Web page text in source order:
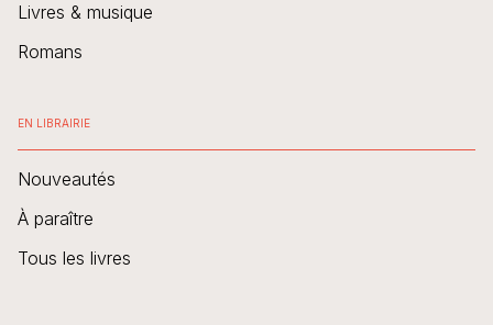
Livres & musique
Romans
EN LIBRAIRIE
Nouveautés
À paraître
Tous les livres